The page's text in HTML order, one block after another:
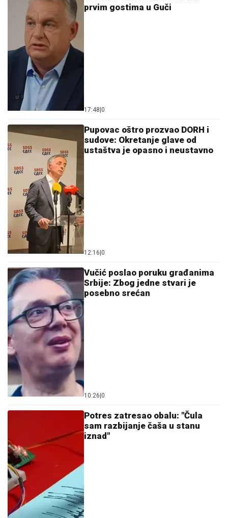
prvim gostima u Guči
17:48|0
Pupovac oštro prozvao DORH i
sudove: Okretanje glave od
ustaštva je opasno i neustavno
12:16|0
Vučić poslao poruku građanima
Srbije: Zbog jedne stvari je
posebno srećan
10:26|0
Potres zatresao obalu: "Čula
sam razbijanje čaša u stanu
iznad"